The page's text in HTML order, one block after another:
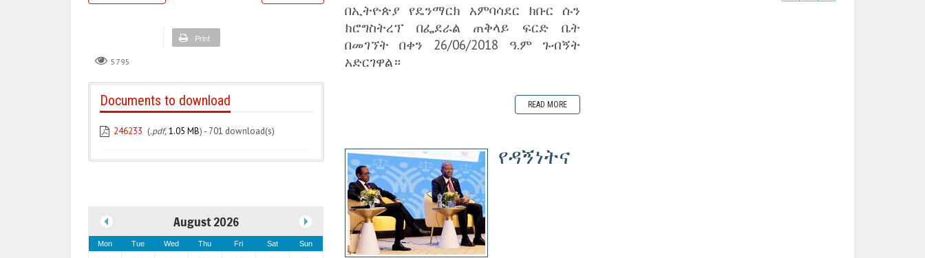
Print
5795
Documents to download
246233 (.pdf,1.05 MB) - 701 download(s)
August 2026
Mon Tue Wed Thu Fri Sat Sun
በኢትዮጵያ የዴንማርክ አምባሳደር ክቡር ሱን
ክሮግስትረፕ በፌደራል ጠቅላይ ፍርድ ቤት
በመገኘት በቀን 26/06/2018 ዓ.ም ጉብኝት
አድርገዋል።
READ MORE
የዳኝነትና